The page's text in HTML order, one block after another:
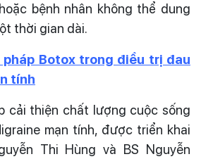
bệnh nhân không thể dung
thời gian dài.
pháp Botox trong điều trị đau
tính
cải thiện chất lượng cuộc sống
mạn tính, được triển khai
Thi Hùng và BS Nguyễn